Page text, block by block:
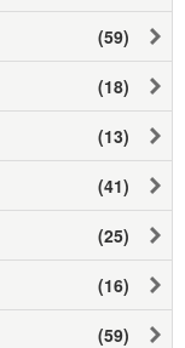
(59)
(18)
(13)
(41)
(25)
(16)
(59)